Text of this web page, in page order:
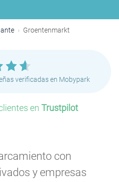
Groentenmarkt
verificadas en Mobypark
en Trustpilot
con
y empresas